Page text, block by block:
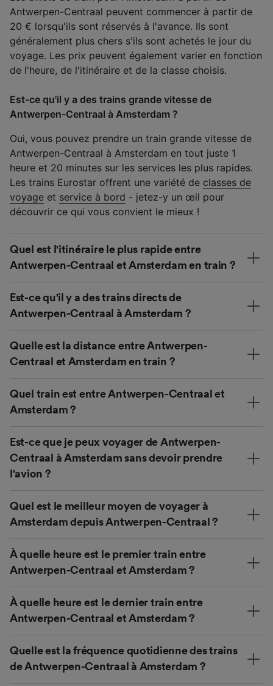
Antwerpen-Centraal peuvent commencer à partir de
20 € lorsqu'ils sont réservés à l'avance. Ils sont
généralement plus chers s'ils sont achetés le jour du
voyage. Les prix peuvent également varier en fonction
de l'heure, de l'itinéraire et de la classe choisis.
Est-ce qu'il y a des trains grande vitesse de
Antwerpen-Centraal à Amsterdam ?
Oui, vous pouvez prendre un train grande vitesse de
Antwerpen-Centraal à Amsterdam en tout juste 1
heure et 20 minutes sur les services les plus rapides.
Les trains Eurostar offrent une variété de classes de
voyage et service à bord - jetez-y un œil pour
découvrir ce qui vous convient le mieux !
Quel est l'itinéraire le plus rapide entre
Antwerpen-Centraal et Amsterdam en train ?
Est-ce qu'il y a des trains directs de
Antwerpen-Centraal à Amsterdam ?
Quelle est la distance entre Antwerpen-
Centraal et Amsterdam en train ?
Quel train est entre Antwerpen-Centraal et
Amsterdam ?
Est-ce que je peux voyager de Antwerpen-
Centraal à Amsterdam sans devoir prendre
l'avion ?
Quel est le meilleur moyen de voyager à
Amsterdam depuis Antwerpen-Centraal ?
À quelle heure est le premier train entre
Antwerpen-Centraal et Amsterdam ?
À quelle heure est le dernier train entre
Antwerpen-Centraal et Amsterdam ?
Quelle est la fréquence quotidienne des trains
de Antwerpen-Centraal à Amsterdam ?